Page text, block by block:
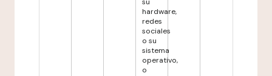
hardware,
redes
sociales
o su
sistema
operativo,
o